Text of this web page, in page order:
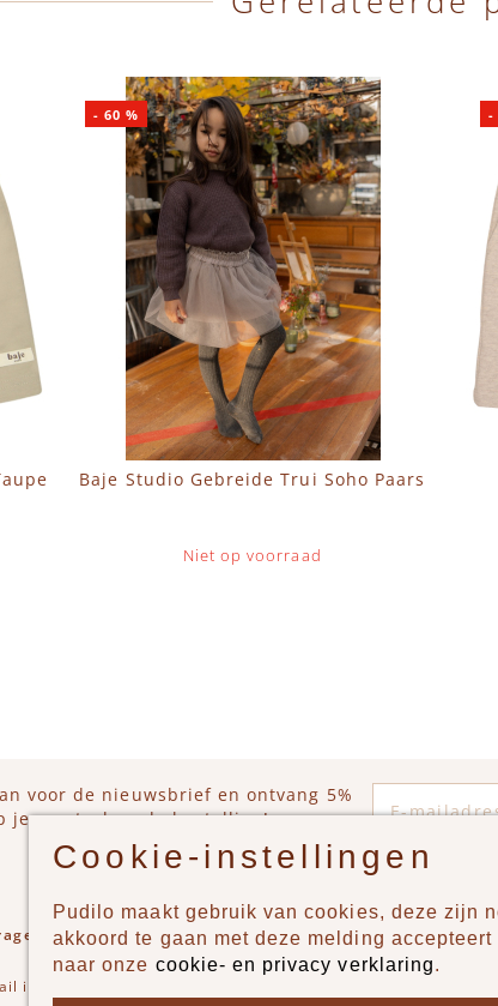
Baje Studio Gebreide Trui Soho Paars
Niet op voorraad
- 60 %
voor de nieuwsbrief en ontvang 5%
je eerstvolgende bestelling!
of opmerkingen?
info@pudilo.nl
Producten
Cookie-instellingen
Pudilo maakt gebruik van cookies, deze zijn
akkoord te gaan met deze melding
naar onze cookie- en privacy verklaring.